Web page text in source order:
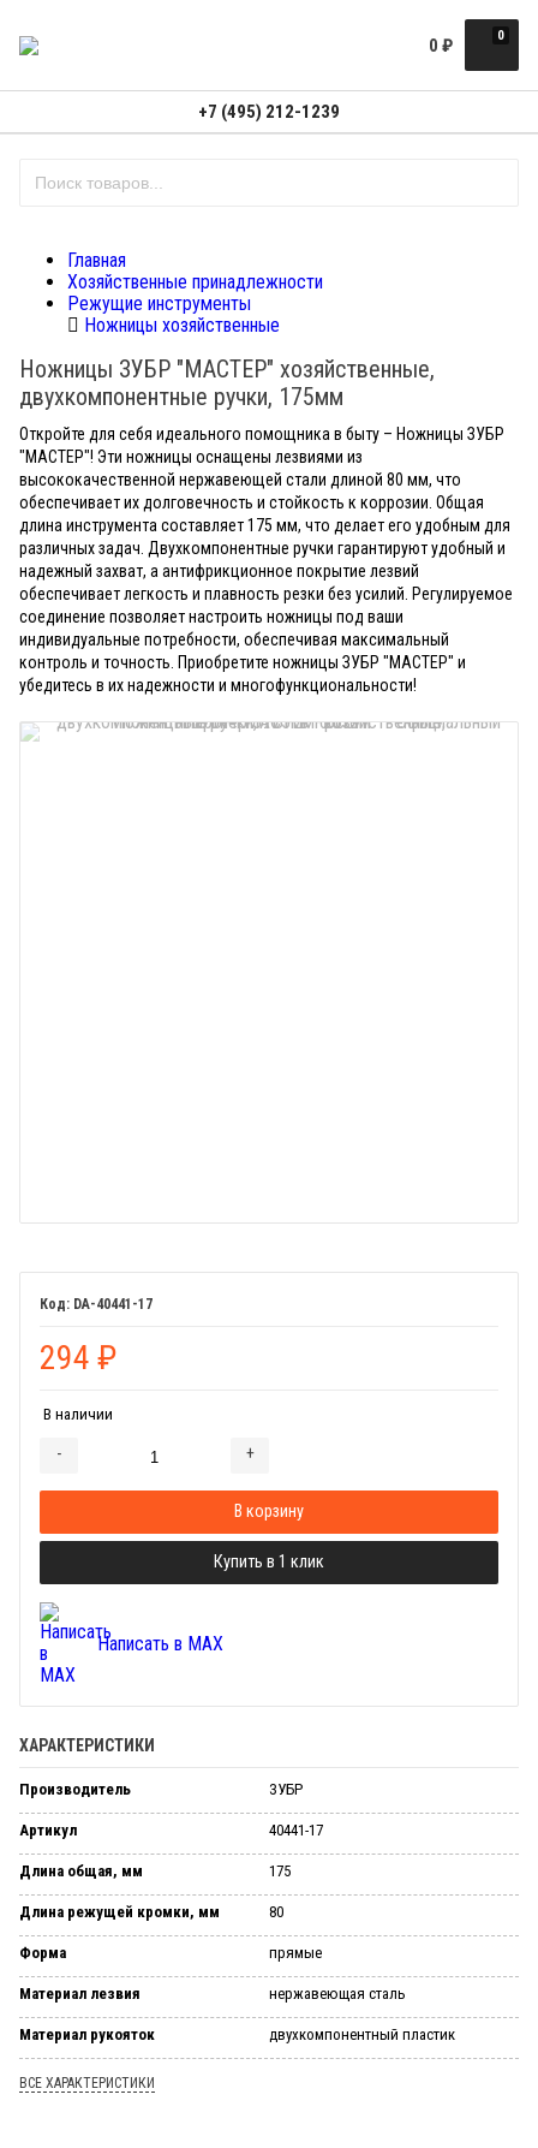
0
0 ₽
+7 (495) 212-1239
Главная
Хозяйственные принадлежности
Режущие инструменты
Ножницы хозяйственные
Ножницы ЗУБР "МАСТЕР" хозяйственные,
двухкомпонентные ручки, 175мм
Откройте для себя идеального помощника в быту – Ножницы ЗУБР
"МАСТЕР"! Эти ножницы оснащены лезвиями из
высококачественной нержавеющей стали длиной 80 мм, что
обеспечивает их долговечность и стойкость к коррозии. Общая
длина инструмента составляет 175 мм, что делает его удобным для
различных задач. Двухкомпонентные ручки гарантируют удобный и
надежный захват, а антифрикционное покрытие лезвий
обеспечивает легкость и плавность резки без усилий. Регулируемое
соединение позволяет настроить ножницы под ваши
индивидуальные потребности, обеспечивая максимальный
контроль и точность. Приобретите ножницы ЗУБР "МАСТЕР" и
убедитесь в их надежности и многофункциональности!
DA-40441-17
294 ₽
В наличии
- +
В корзину
Купить в 1 клик
Написать в MAX
ХАРАКТЕРИСТИКИ
Производитель ЗУБР
Артикул 40441-17
Длина общая, мм 175
Длина режущей кромки, мм 80
Форма прямые
Материал лезвия нержавеющая сталь
Материал рукояток двухкомпонентный пластик
ВСЕ ХАРАКТЕРИСТИКИ